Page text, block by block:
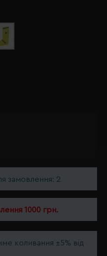
замовлення: 2
1000 грн.
коливання ±5% від